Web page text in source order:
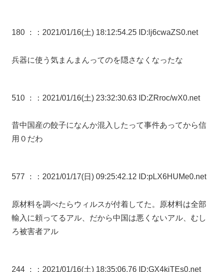
180 ： ：2021/01/16(土) 18:12:54.25 ID:lj6cwaZS0.net
兵器に使う気まんまんってのを隠さなくなったな
510 ： ：2021/01/16(土) 23:32:30.63 ID:ZRroc/wX0.net
昔中国産の餃子になんか混入したって事件あってから信
用０だわ
577 ： ：2021/01/17(日) 09:25:42.12 ID:pLX6HUMe0.net
原材料を調べたらウィルスが付着してた。原材料は全部
輸入に頼ってるアル、だから中国は悪くないアル、むし
ろ被害者アル
244 ： ：2021/01/16(土) 18:35:06.76 ID:GX4kjTEs0.net